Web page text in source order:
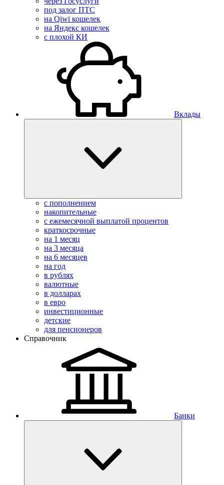
под залог ПТС
на Qiwi кошелек
на Яндекс кошелек
с плохой КИ
Вклады
с пополнением
накопительные
с ежемесячной выплатой процентов
краткосрочные
на 1 месяц
на 3 месяца
на 6 месяцев
на год
в рублях
валютные
в долларах
в евро
инвестиционные
детские
для пенсионеров
Справочник
Банки